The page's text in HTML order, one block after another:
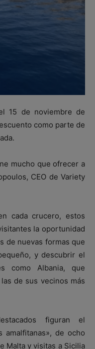
15 de noviembre de
como parte de
mucho que ofrecer a
CEO de Variety
cada crucero, estos
la oportunidad
de nuevas formas que
y descubrir el
como Albania, que
de sus vecinos más
figuran el
amalfitanas», de ocho
Malta y visitas a Sicilia